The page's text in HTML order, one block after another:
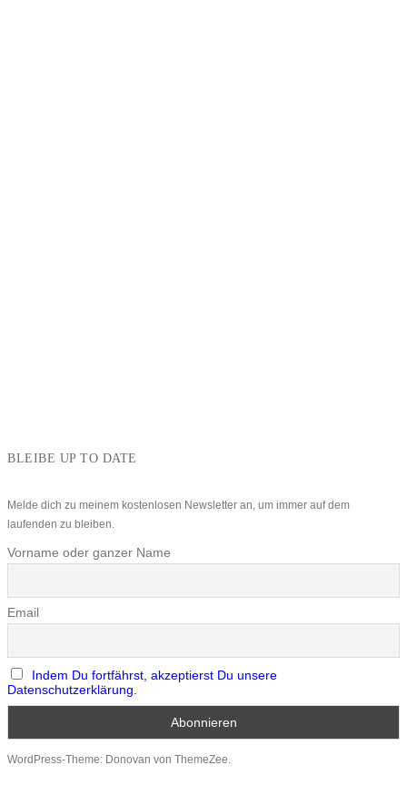
BLEIBE UP TO DATE
Melde dich zu meinem kostenlosen Newsletter an, um immer auf dem
laufenden zu bleiben.
Vorname oder ganzer Name
Email
Indem Du fortfährst, akzeptierst Du unsere
Datenschutzerklärung.
WordPress-Theme: Donovan von ThemeZee.